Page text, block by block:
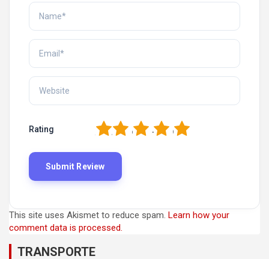
Rating 5
4
3
2
This site uses Akismet to reduce spam. Learn how your
comment data is processed.
TRANSPORTE